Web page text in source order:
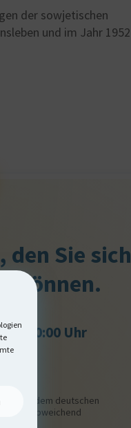
der sowjetischen
und im Jahr 1952
den Sie sich
können.
20:00 Uhr
aus dem deutschen
abweichend